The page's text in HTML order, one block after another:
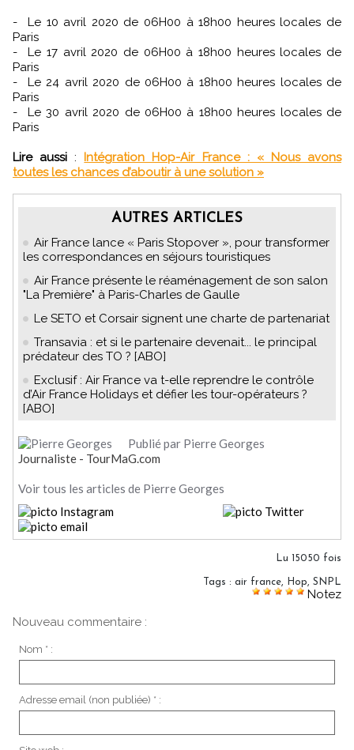
- Le 10 avril 2020 de 06H00 à 18h00 heures locales de
Paris
- Le 17 avril 2020 de 06H00 à 18h00 heures locales de
Paris
- Le 24 avril 2020 de 06H00 à 18h00 heures locales de
Paris
- Le 30 avril 2020 de 06H00 à 18h00 heures locales de
Paris
Lire aussi : Intégration Hop-Air France : « Nous avons
toutes les chances d’aboutir à une solution »
AUTRES ARTICLES
Air France lance « Paris Stopover », pour transformer
les correspondances en séjours touristiques
Air France présente le réaménagement de son salon
"La Première" à Paris-Charles de Gaulle
Le SETO et Corsair signent une charte de partenariat
Transavia : et si le partenaire devenait... le principal
prédateur des TO ? [ABO]
Exclusif : Air France va t-elle reprendre le contrôle
d’Air France Holidays et défier les tour-opérateurs ?
[ABO]
Publié par Pierre Georges
Journaliste - TourMaG.com
Voir tous les articles de Pierre Georges
Lu 15050 fois
Tags : air france Hop SNPL
Notez
Nouveau commentaire :
Nom * :
Adresse email (non publiée) * :